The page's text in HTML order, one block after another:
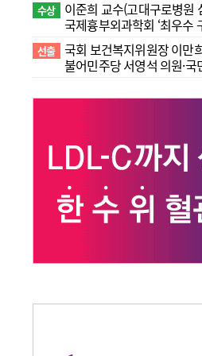
수상
이준희 교수(고대구로병원
국제흉부외과학회 ‘최우수
선출 국회 보건복지위원장 이만
불어민주당 서영석 의원·